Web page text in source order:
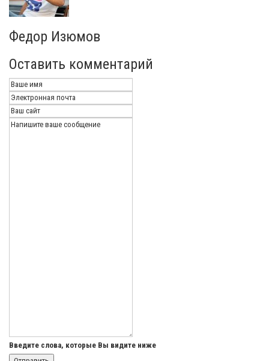
Федор Изюмов
Оставить комментарий
Введите слова, которые Вы видите ниже